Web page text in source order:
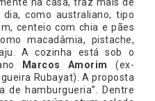
na casa, traz mais de
como australiano, tipo
centeio com chia e pães
macadâmia, pistache,
A cozinha está sob o
Marcos Amorim
(ex-
Rubayat). A proposta
de hamburgueria”. Dentre